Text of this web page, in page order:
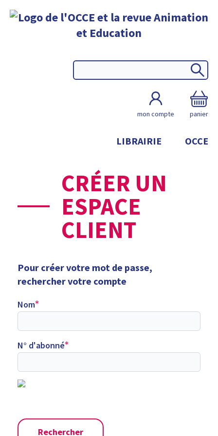
mon compte panier
LIBRAIRIE OCCE
CRÉER UN
ESPACE
CLIENT
Pour créer votre mot de passe,
rechercher votre compte
Nom
N° d'abonné
Rechercher